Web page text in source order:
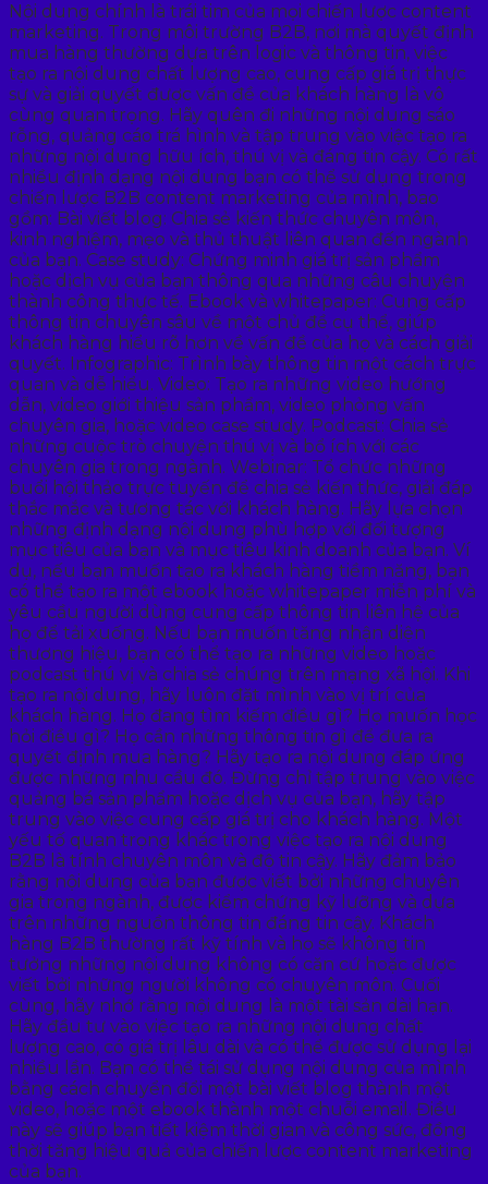
Nội dung chính là trái tim của mọi chiến lược content
marketing. Trong môi trường B2B, nơi mà quyết định
mua hàng thường dựa trên logic và thông tin, việc
tạo ra nội dung chất lượng cao, cung cấp giá trị thực
sự và giải quyết được vấn đề của khách hàng là vô
cùng quan trọng. Hãy quên đi những nội dung sáo
rỗng, quảng cáo trá hình và tập trung vào việc tạo ra
những nội dung hữu ích, thú vị và đáng tin cậy. Có rất
nhiều định dạng nội dung bạn có thể sử dụng trong
chiến lược B2B content marketing của mình, bao
gồm: Bài viết blog: Chia sẻ kiến thức chuyên môn,
kinh nghiệm, mẹo và thủ thuật liên quan đến ngành
của bạn. Case study: Chứng minh giá trị sản phẩm
hoặc dịch vụ của bạn thông qua những câu chuyện
thành công thực tế. Ebook và whitepaper: Cung cấp
thông tin chuyên sâu về một chủ đề cụ thể, giúp
khách hàng hiểu rõ hơn về vấn đề của họ và cách giải
quyết. Infographic: Trình bày thông tin một cách trực
quan và dễ hiểu. Video: Tạo ra những video hướng
dẫn, video giới thiệu sản phẩm, video phỏng vấn
chuyên gia, hoặc video case study. Podcast: Chia sẻ
những cuộc trò chuyện thú vị và bổ ích với các
chuyên gia trong ngành. Webinar: Tổ chức những
buổi hội thảo trực tuyến để chia sẻ kiến thức, giải đáp
thắc mắc và tương tác với khách hàng. Hãy lựa chọn
những định dạng nội dung phù hợp với đối tượng
mục tiêu của bạn và mục tiêu kinh doanh của bạn. Ví
dụ, nếu bạn muốn tạo ra khách hàng tiềm năng, bạn
có thể tạo ra một ebook hoặc whitepaper miễn phí và
yêu cầu người dùng cung cấp thông tin liên hệ của
họ để tải xuống. Nếu bạn muốn tăng nhận diện
thương hiệu, bạn có thể tạo ra những video hoặc
podcast thú vị và chia sẻ chúng trên mạng xã hội. Khi
tạo ra nội dung, hãy luôn đặt mình vào vị trí của
khách hàng. Họ đang tìm kiếm điều gì? Họ muốn học
hỏi điều gì? Họ cần những thông tin gì để đưa ra
quyết định mua hàng? Hãy tạo ra nội dung đáp ứng
được những nhu cầu đó. Đừng chỉ tập trung vào việc
quảng bá sản phẩm hoặc dịch vụ của bạn, hãy tập
trung vào việc cung cấp giá trị cho khách hàng. Một
yếu tố quan trọng khác trong việc tạo ra nội dung
B2B là tính chuyên môn và độ tin cậy. Hãy đảm bảo
rằng nội dung của bạn được viết bởi những chuyên
gia trong ngành, được kiểm chứng kỹ lưỡng và dựa
trên những nguồn thông tin đáng tin cậy. Khách
hàng B2B thường rất kỹ tính và họ sẽ không tin
tưởng những nội dung không có căn cứ hoặc được
viết bởi những người không có chuyên môn. Cuối
cùng, hãy nhớ rằng nội dung là một tài sản dài hạn.
Hãy đầu tư vào việc tạo ra những nội dung chất
lượng cao, có giá trị lâu dài và có thể được sử dụng lại
nhiều lần. Bạn có thể tái sử dụng nội dung của mình
bằng cách chuyển đổi một bài viết blog thành một
video, hoặc một ebook thành một chuỗi email. Điều
này sẽ giúp bạn tiết kiệm thời gian và công sức, đồng
thời tăng hiệu quả của chiến lược content marketing
của bạn.